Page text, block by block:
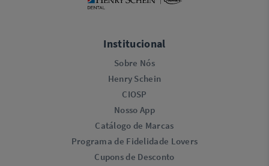
Institucional
Sobre Nós
Henry Schein
CIOSP
Nosso App
Catálogo de Marcas
Programa de Fidelidade Lovers​
Cupons de Desconto